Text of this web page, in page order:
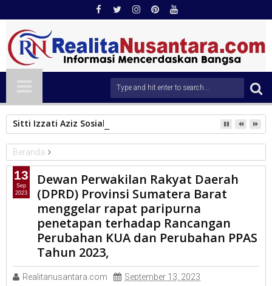
Sitti Izzati Aziz Sosialisasikan Perda Penanggulangan
Beranda
DPRD Sumbar
Dewan Perwakilan Rakyat Daerah (DPRD) Provinsi Sumatera
Barat menggelar rapat paripurna penetapan terhadap
Rancangan Perubahan KUA dan Perubahan PPAS Tahun 2023,
Dewan Perwakilan Rakyat Daerah
(DPRD) Provinsi Sumatera Barat
menggelar rapat paripurna
penetapan terhadap Rancangan
Perubahan KUA dan Perubahan PPAS
Tahun 2023,
Realitanusantara.com
September 13, 2023
13
Sep
2023